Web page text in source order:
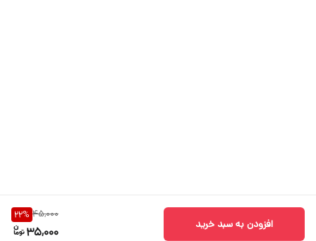
45,000
22%
35,000 افزودن به سبد خرید